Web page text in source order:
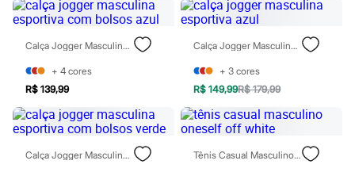
Sawary
Yessica
Moda esportiva
Acessórios
Blusas
Calçados
Leggings
Shorts e Bermudas
Tops
Calcinhas
Calça Jogger Masculina Esportiva Com Bolsos Azul
+ 4 cores
R$ 139,99
Calça Jogger Masculina Esportiva Azul
+ 3 cores
R$ 149,99R$ 179,99
Calça Jogger Masculina Esportiva Com Bolsos Verde Tênis Casual Masculino Oneself Off White